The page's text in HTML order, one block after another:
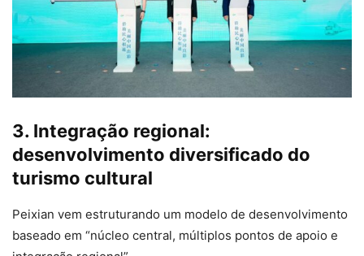
3. Integração regional:
desenvolvimento diversificado do
turismo cultural
Peixian vem estruturando um modelo de desenvolvimento
baseado em “núcleo central, múltiplos pontos de apoio e